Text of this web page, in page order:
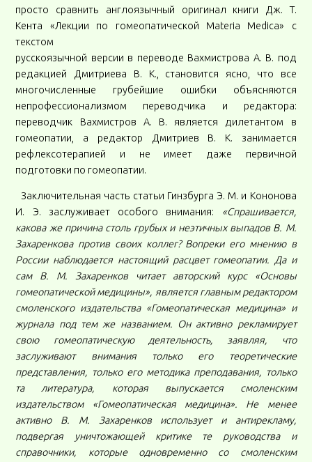
просто сравнить англоязычный оригинал книги Дж. Т.
Кента «Лекции по гомеопатической Materia Medica» с
текстом
русскоязычной версии в переводе Вахмистрова А. В. под
редакцией Дмитриева В. К., становится ясно, что все
многочисленные грубейшие ошибки объясняются
непрофессионализмом переводчика и редактора:
переводчик Вахмистров А. В. является дилетантом в
гомеопатии, а редактор Дмитриев В. К. занимается
рефлексотерапией и не имеет даже первичной
подготовки по гомеопатии.
Заключительная часть статьи Гинзбурга Э. М. и Кононова
И. Э. заслуживает особого внимания: «Спрашивается,
какова же причина столь грубых и неэтичных выпадов В. М.
Захаренкова против своих коллег? Вопреки его мнению в
России наблюдается настоящий расцвет гомеопатии. Да и
сам В. М. Захаренков читает авторский курс «Основы
гомеопатической медицины», является главным редактором
смоленского издательства «Гомеопатическая медицина» и
журнала под тем же названием. Он активно рекламирует
свою гомеопатическую деятельность, заявляя, что
заслуживают внимания только его теоретические
представления, только его методика преподавания, только
та литература, которая выпускается смоленским
издательством «Гомеопатическая медицина». Не менее
активно В. М. Захаренков использует и антирекламу,
подвергая уничтожающей критике те руководства и
справочники, которые одновременно со смоленским